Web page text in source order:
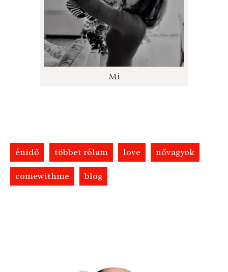
Mi
énidő többet rólam love nővagyok
comewithme blog